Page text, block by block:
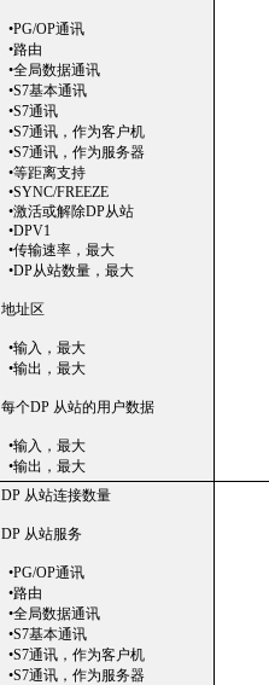
•PG/OP通讯
•路由
•全局数据通讯
•S7基本通讯
•S7通讯
•S7通讯，作为客户机
•S7通讯，作为服务器
•等距离支持
•SYNC/FREEZE
•激活或解除DP从站
•DPV1
•传输速率，最大
•DP从站数量，最大
地址区
•输入，最大
•输出，最大
每个DP 从站的用户数据
•输入，最大
•输出，最大
DP 从站连接数量
DP 从站服务
•PG/OP通讯
•路由
•全局数据通讯
•S7基本通讯
•S7通讯，作为客户机
•S7通讯，作为服务器